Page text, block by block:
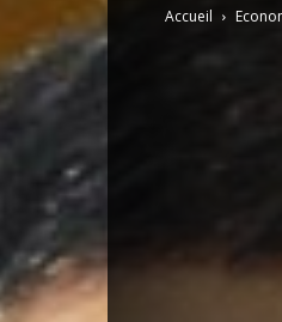
Accueil